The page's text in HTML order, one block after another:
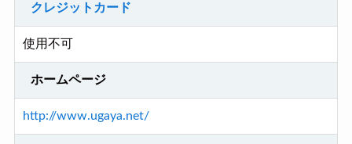
クレジットカード
使用不可
ホームページ
http://www.ugaya.net/